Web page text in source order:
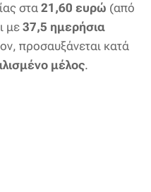
στα 21,60 ευρώ (από
με 37,5 ημερήσια
προσαυξάνεται κατά
μέλος.